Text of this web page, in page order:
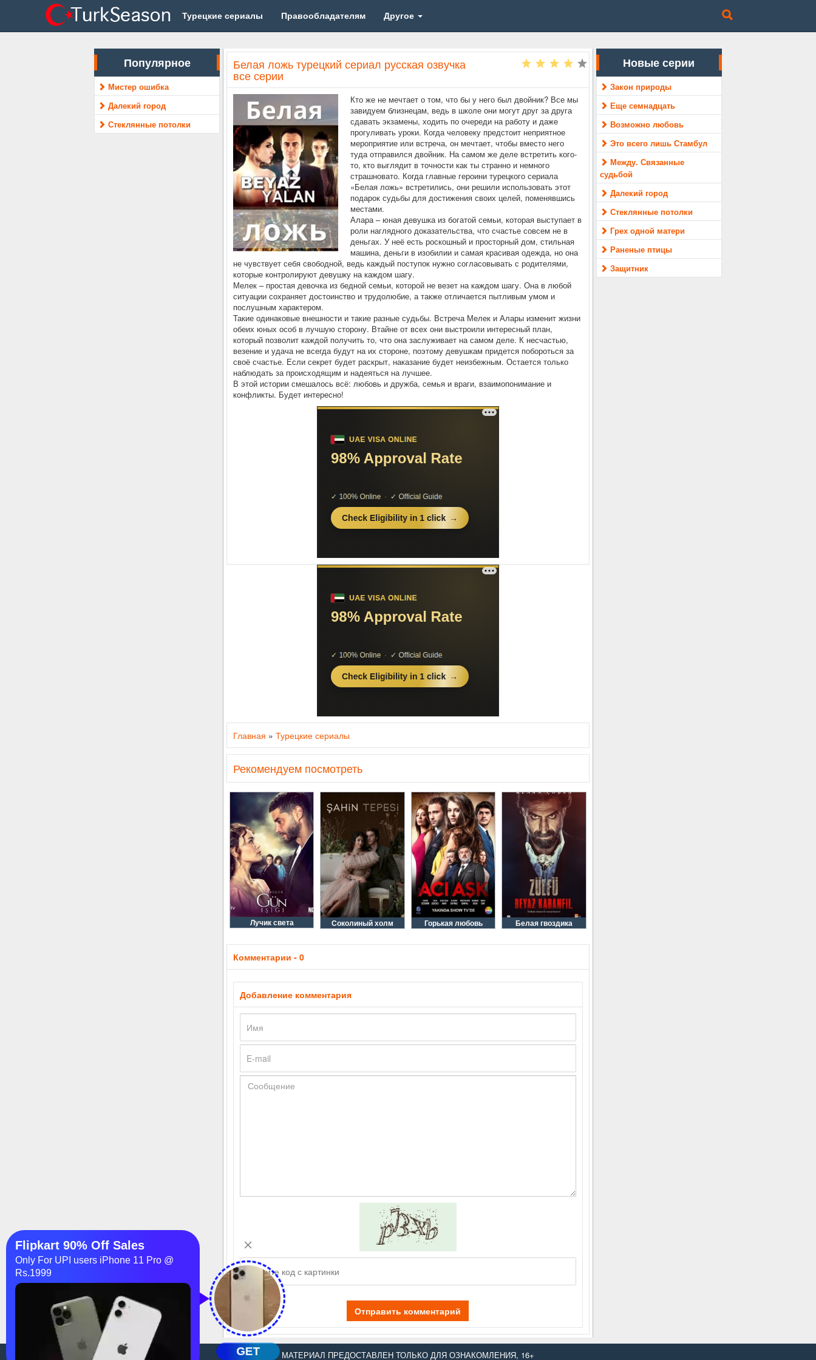
Турецкие сериалы Правообладателям Другое
Популярное
Мистер ошибка
Далекий город
Стеклянные потолки
Белая ложь турецкий сериал русская озвучка
все серии
Кто же не мечтает о том, что бы у него был двойник? Все мы
завидуем близнецам, ведь в школе они могут друг за друга
сдавать экзамены, ходить по очереди на работу и даже
прогуливать уроки. Когда человеку предстоит неприятное
мероприятие или встреча, он мечтает, чтобы вместо него
туда отправился двойник. На самом же деле встретить кого-
то, кто выглядит в точности как ты странно и немного
страшновато. Когда главные героини турецкого сериала
«Белая ложь» встретились, они решили использовать этот
подарок судьбы для достижения своих целей, поменявшись
местами.
Алара – юная девушка из богатой семьи, которая выступает в
роли наглядного доказательства, что счастье совсем не в
деньгах. У неё есть роскошный и просторный дом, стильная
машина, деньги в изобилии и самая красивая одежда, но она
не чувствует себя свободной, ведь каждый поступок нужно согласовывать с родителями,
которые контролируют девушку на каждом шагу.
Мелек – простая девочка из бедной семьи, которой не везет на каждом шагу. Она в любой
ситуации сохраняет достоинство и трудолюбие, а также отличается пытливым умом и
послушным характером.
Такие одинаковые внешности и такие разные судьбы. Встреча Мелек и Алары изменит жизни
обеих юных особ в лучшую сторону. Втайне от всех они выстроили интересный план,
который позволит каждой получить то, что она заслуживает на самом деле. К несчастью,
везение и удача не всегда будут на их стороне, поэтому девушкам придется побороться за
своё счастье. Если секрет будет раскрыт, наказание будет неизбежным. Остается только
наблюдать за происходящим и надеяться на лучшее.
В этой истории смешалось всё: любовь и дружба, семья и враги, взаимопонимание и
конфликты. Будет интересно!
Главная » Турецкие сериалы
Рекомендуем посмотреть
Лучик света Соколиный холм Горькая любовь Белая гвоздика
Комментарии - 0
Добавление комментария
Отправить комментарий
Новые серии
Закон природы
Еще семнадцать
Возможно любовь
Это всего лишь Стамбул
Между. Связанные
судьбой
Далекий город
Стеклянные потолки
Грех одной матери
Раненые птицы
Защитник
МАТЕРИАЛ ПРЕДОСТАВЛЕН ТОЛЬКО ДЛЯ ОЗНАКОМЛЕНИЯ, 16+